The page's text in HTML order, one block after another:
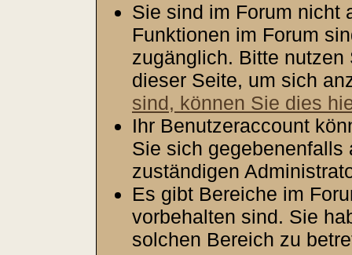
Sie sind im Forum nicht
Funktionen im Forum
zugänglich. Bitte
dieser Seite, um sich
sind, können Sie dies
Ihr Benutzeraccount
Sie sich gegebenenfalls
zuständigen
Es gibt Bereiche im
vorbehalten sind. Sie
solchen Bereich zu